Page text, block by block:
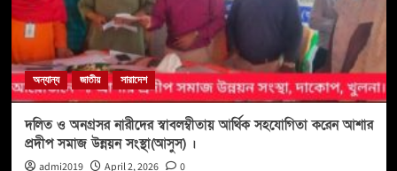
অন্যান্য জাতীয় সারাদেশ
দলিত ও অনগ্রসর নারীদের স্বাবলম্বীতায় আর্থিক সহযোগিতা করেন আশার
প্রদীপ সমাজ উন্নয়ন সংস্থা(আসুস) ।
admi2019 April 2, 2026 0